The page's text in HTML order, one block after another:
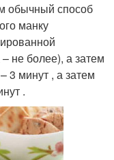
обычный способ
манку
не более), а затем
3 минут , а затем
.